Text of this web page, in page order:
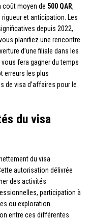
coût moyen de 500 QAR,
et anticipation. Les
depuis 2022,
planifiez une rencontre
d’une filiale dans les
fera gagner du temps
erreurs les plus
de visa d’affaires pour le
du visa
du visa
autorisation délivrée
des activités
participation à
ou exploration
entre ces différentes